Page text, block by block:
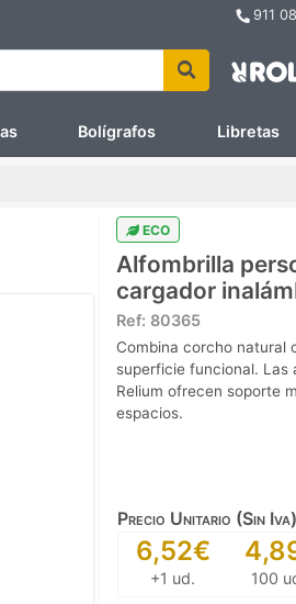
911
Bolígrafos Libretas
ECO
Alfombrilla
cargador
Ref: 80365
Combina corcho natural
superficie funcional. Las
Relium ofrecen soporte
espacios.
Precio Unitario (Sin Iva)
6,52€
+1 ud. 100